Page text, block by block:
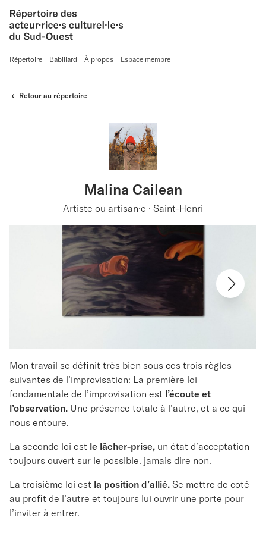
Répertoire Babillard À propos Espace membre
Retour au répertoire
Malina Cailean
Artiste ou artisan·e · Saint-Henri
Mon travail se définit très bien sous ces trois règles
suivantes de l’improvisation: La première loi
fondamentale de l’improvisation est l’écoute et
l’observation. Une présence totale à l’autre, et a ce qui
nous entoure.
La seconde loi est le lâcher-prise, un état d’acceptation
toujours ouvert sur le possible. jamais dire non.
La troisième loi est la position d’allié. Se mettre de coté
au profit de l’autre et toujours lui ouvrir une porte pour
l’inviter à entrer.